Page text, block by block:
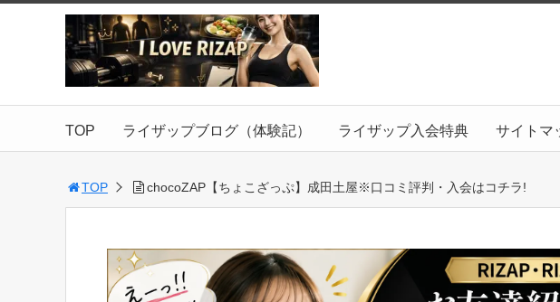
TOP ライザップブログ（体験記） ライザップ入会特典 サイトマ
TOP chocoZAP【ちょこざっぷ】成田土屋※口コミ評判・入会はコチラ!